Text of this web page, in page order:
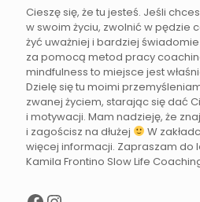
Cieszę się, że tu jesteś. Jeśli
w swoim życiu, zwolnić w pędzie
żyć uważniej i bardziej
za pomocą metod pracy
mindfulness to miejsce jest
Dzielę się tu moimi
zwanej życiem, starając się dać
i motywacji. Mam nadzieję, że
i zagościsz na dłużej
W
więcej informacji. Zapraszam do
Kamila Frontino Slow Life